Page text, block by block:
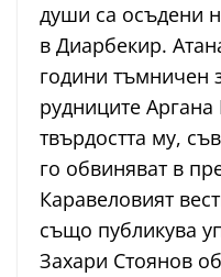
души са осъдени
в Диарбекир.
години тъмничен
рудниците
твърдостта му,
го обвиняват в
Каравеловият
също публикува
Захари Стоянов